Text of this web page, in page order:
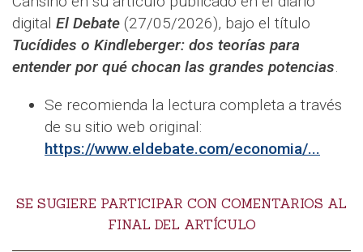
digital El Debate (27/05/2026), bajo el título
Tucídides o Kindleberger: dos teorías para
entender por qué chocan las grandes potencias.
Se recomienda la lectura completa a través
de su sitio web original:
https://www.eldebate.com/economia/...
SE SUGIERE PARTICIPAR CON COMENTARIOS AL
FINAL DEL ARTÍCULO